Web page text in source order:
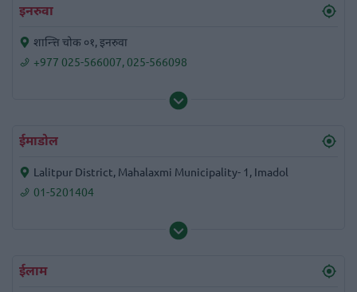
इनरुवा
शान्त्ति चोक ०१, इनरुवा
+977 025-566007, 025-566098
ईमाडोल
Lalitpur District, Mahalaxmi Municipality- 1, Imadol
01-5201404
ईलाम